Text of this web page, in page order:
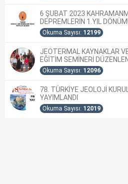
6 ŞUBAT 2023
DEPREMLERİN 1.YIL
Okuma Sayısı: 12199
JEOTERMAL KAYNAKLAR
EĞİTİM SEMİNERİ
Okuma Sayısı: 12096
78. TÜRKİYE JEOLOJİ
YAYIMLANDI
Okuma Sayısı: 12019